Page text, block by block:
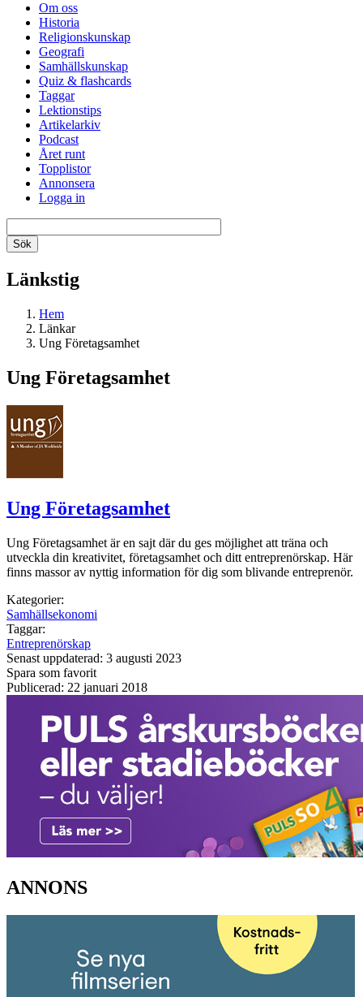
Om oss
Historia
Religionskunskap
Geografi
Samhällskunskap
Quiz & flashcards
Taggar
Lektionstips
Artikelarkiv
Podcast
Året runt
Topplistor
Annonsera
Logga in
Länkstig
Hem
Länkar
Ung Företagsamhet
Ung Företagsamhet
Ung Företagsamhet
Ung Företagsamhet är en sajt där du ges möjlighet att träna och
utveckla din kreativitet, företagsamhet och ditt entreprenörskap. Här
finns massor av nyttig information för dig som blivande entreprenör.
Kategorier:
Samhällsekonomi
Taggar:
Entreprenörskap
Senast uppdaterad: 3 augusti 2023
Spara som favorit
Publicerad: 22 januari 2018
ANNONS